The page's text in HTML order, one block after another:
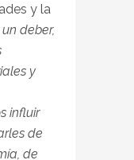
y la
un deber,
y
influir
de
de